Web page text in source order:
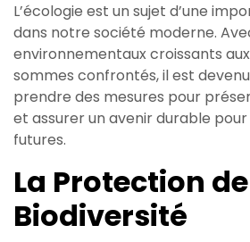
L’écologie est un sujet d’une
dans notre société moderne.
environnementaux croissants
sommes confrontés, il est
prendre des mesures pour
et assurer un avenir durable
futures.
La Protection
Biodiversité